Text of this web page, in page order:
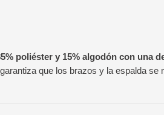
poliéster y 15% algodón con una
que los brazos y la espalda se